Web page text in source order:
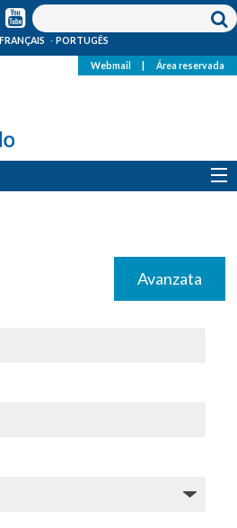
FRANÇAIS PORTUGÊS
Webmail Área reservada
Avanzata